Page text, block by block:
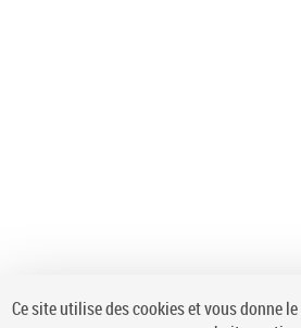
Ce site utilise des cookies et vous donne